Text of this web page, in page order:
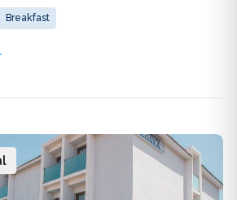
wlan_available
Breakfast